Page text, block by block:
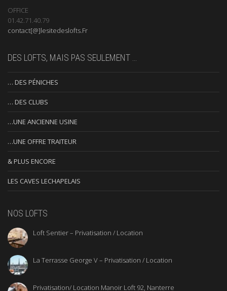
OFFICE
01.42.71.40.79
contact[@]lesitedeslofts.Fr
DES LOFTS, MAIS PAS SEULEMENT …
… DES PÉNICHES
… DES CLUBS
…UNE ANCIENNE USINE
…UNE OFFRE TRAITEUR
& PLUS ENCORE
LES CAVES LECHAPELAIS
NOS LOFTS
Loft Sentier – Privatisation / Location
La Terrasse George V – Privatisation / Location
Privatisation/ Location Manoir Loft 92, Nanterre